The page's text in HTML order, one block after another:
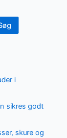
i
sikres godt
skure og